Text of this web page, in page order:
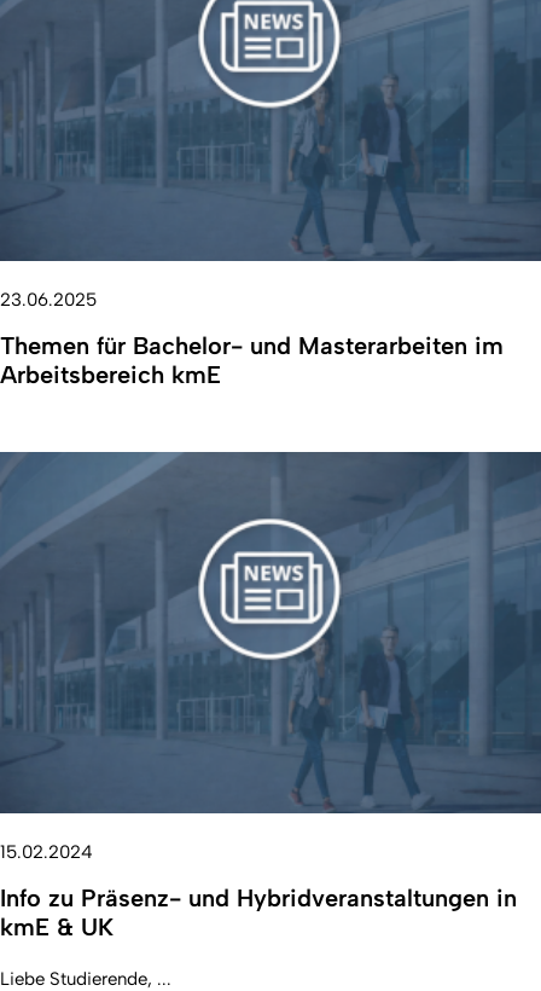
23.06.2025
Themen für Bachelor- und Masterarbeiten im
Arbeitsbereich kmE
15.02.2024
Info zu Präsenz- und Hybridveranstaltungen in
kmE & UK
Liebe Studierende, ...